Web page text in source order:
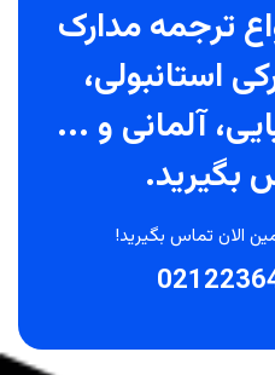
ترجمه مدارک
استانبولی،
آلمانی و ...
بگیرید.
الان تماس بگیرید!